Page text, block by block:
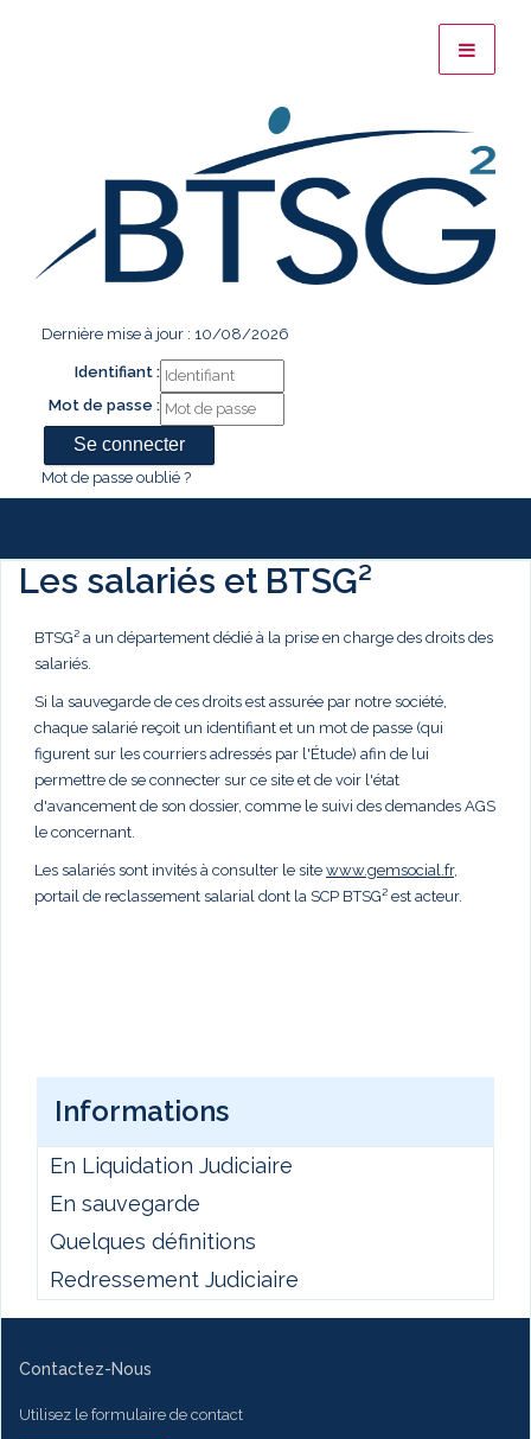
Dernière mise à jour : 10/08/2026
Identifiant :
Mot de passe :
Mot de passe oublié ?
Les salariés et BTSG²
BTSG² a un département dédié à la prise en charge des droits des
salariés.
Si la sauvegarde de ces droits est assurée par notre société,
chaque salarié reçoit un identifiant et un mot de passe (qui
figurent sur les courriers adressés par l'Étude) afin de lui
permettre de se connecter sur ce site et de voir l'état
d'avancement de son dossier, comme le suivi des demandes AGS
le concernant.
Les salariés sont invités à consulter le site www.gemsocial.fr,
portail de reclassement salarial dont la SCP BTSG² est acteur.
Informations
En Liquidation Judiciaire
En sauvegarde
Quelques définitions
Redressement Judiciaire
Contactez-Nous
Utilisez le formulaire de contact